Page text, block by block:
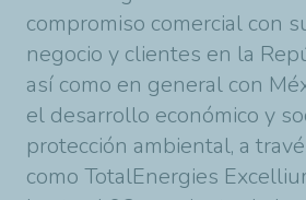
compromiso comercial con
negocio y clientes en la
así como en general con
el desarrollo económico y
protección ambiental, a
como TotalEnergies